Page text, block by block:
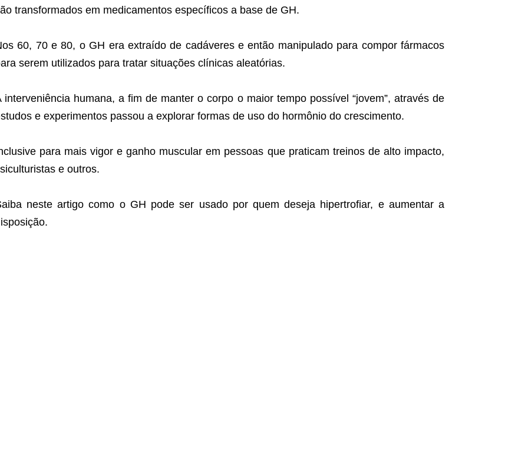
transformados em medicamentos específicos a base de GH.
60, 70 e 80, o GH era extraído de cadáveres e então manipulado para compor fármacos
serem utilizados para tratar situações clínicas aleatórias.
interveniência humana, a fim de manter o corpo o maior tempo possível “jovem”, através de
e experimentos passou a explorar formas de uso do hormônio do crescimento.
para mais vigor e ganho muscular em pessoas que praticam treinos de alto impacto,
e outros.
neste artigo como o GH pode ser usado por quem deseja hipertrofiar, e aumentar a